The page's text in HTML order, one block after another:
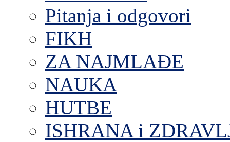
Pitanja i odgovori
FIKH
ZA NAJMLAĐE
NAUKA
HUTBE
ISHRANA i